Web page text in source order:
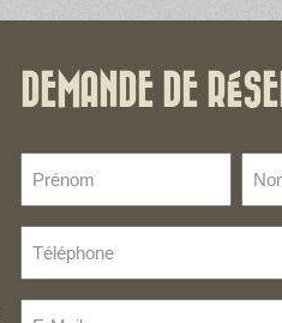
DEMANDE DE
(Nécessaire)
de
(Nécessaire)